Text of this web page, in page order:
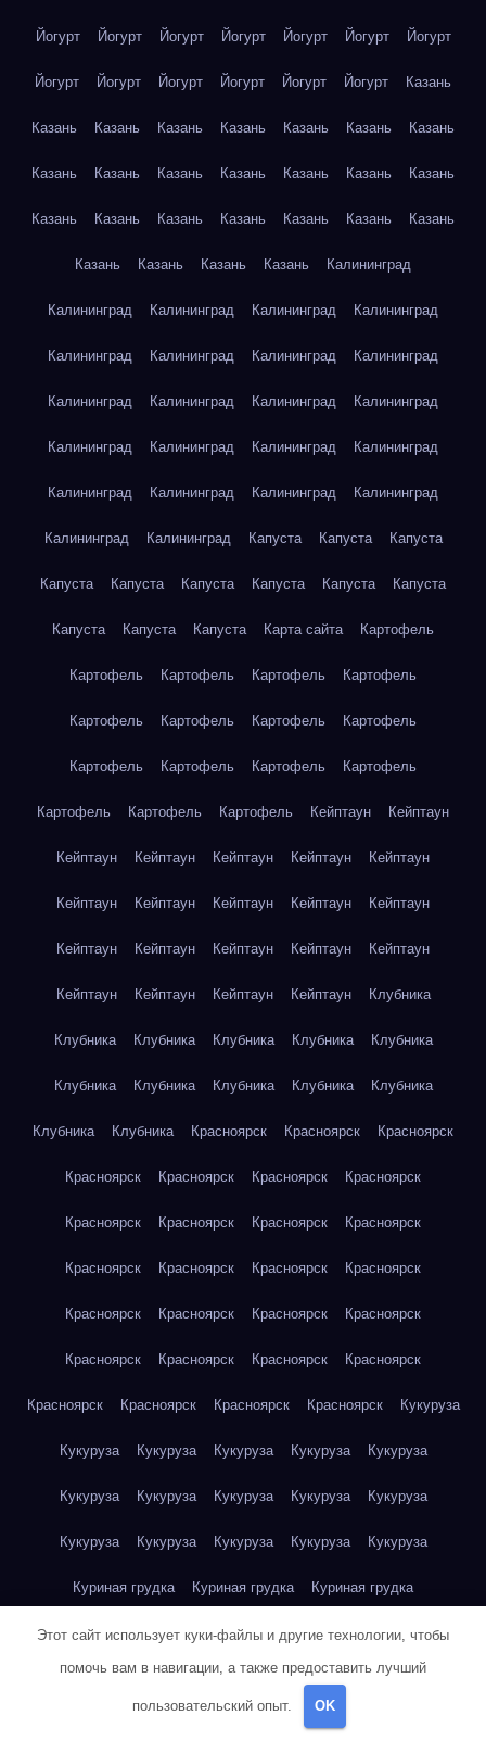
Йогурт Йогурт Йогурт Йогурт Йогурт Йогурт Йогурт
Йогурт Йогурт Йогурт Йогурт Йогурт Йогурт Казань
Казань Казань Казань Казань Казань Казань Казань
Казань Казань Казань Казань Казань Казань Казань
Казань Казань Казань Казань Казань Казань Казань
Казань Казань Казань Казань Калининград
Калининград Калининград Калининград Калининград
Калининград Калининград Калининград Калининград
Калининград Калининград Калининград Калининград
Калининград Калининград Калининград Калининград
Калининград Калининград Калининград Калининград
Калининград Калининград Капуста Капуста Капуста
Капуста Капуста Капуста Капуста Капуста Капуста
Капуста Капуста Капуста Карта сайта Картофель
Картофель Картофель Картофель Картофель
Картофель Картофель Картофель Картофель
Картофель Картофель Картофель Картофель
Картофель Картофель Картофель Кейптаун Кейптаун
Кейптаун Кейптаун Кейптаун Кейптаун Кейптаун
Кейптаун Кейптаун Кейптаун Кейптаун Кейптаун
Кейптаун Кейптаун Кейптаун Кейптаун Кейптаун
Кейптаун Кейптаун Кейптаун Кейптаун Клубника
Клубника Клубника Клубника Клубника Клубника
Клубника Клубника Клубника Клубника Клубника
Клубника Клубника Красноярск Красноярск Красноярск
Красноярск Красноярск Красноярск Красноярск
Красноярск Красноярск Красноярск Красноярск
Красноярск Красноярск Красноярск Красноярск
Красноярск Красноярск Красноярск Красноярск
Красноярск Красноярск Красноярск Красноярск
Красноярск Красноярск Красноярск Красноярск Кукуруза
Кукуруза Кукуруза Кукуруза Кукуруза Кукуруза
Кукуруза Кукуруза Кукуруза Кукуруза Кукуруза
Кукуруза Кукуруза Кукуруза Кукуруза Кукуруза
Куриная грудка Куриная грудка Куриная грудка
Куриная грудка Куриная грудка Куриная грудка
Куриная грудка Куриная грудка
Куриное яйцо
Этот сайт использует куки-файлы и другие технологии, чтобы
помочь вам в навигации, а также предоставить лучший
пользовательский опыт. OK